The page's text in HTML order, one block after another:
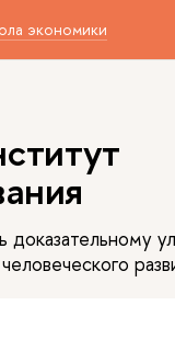
экономики
доказательному